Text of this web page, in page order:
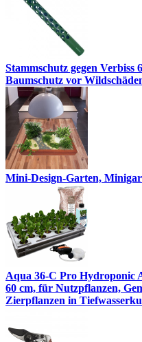
Stammschutz gegen Verbiss
Baumschutz vor
Mini-Design-Garten,
Aqua 36-C Pro Hydroponic
60 cm, für Nutzpflanzen,
Zierpflanzen in